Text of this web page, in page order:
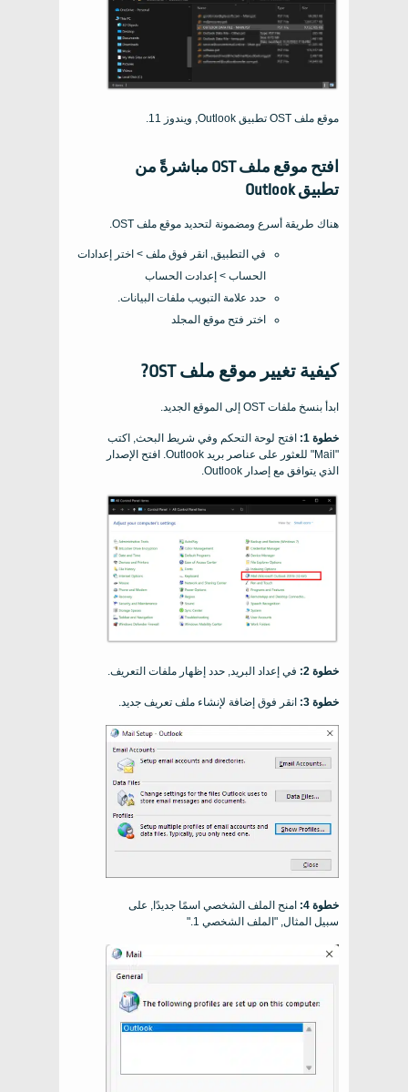
موقع ملف OST تطبيق Outlook, ويندوز 11.
افتح موقع ملف OST مباشرةً من
تطبيق Outlook
هناك طريقة أسرع ومضمونة لتحديد موقع ملف OST.
في التطبيق, انقر فوق ملف > اختر إعدادات
الحساب > إعدادت الحساب
حدد علامة التبويب ملفات البيانات.
اختر فتح موقع المجلد
كيفية تغيير موقع ملف OST?
ابدأ بنسخ ملفات OST إلى الموقع الجديد.
خطوة 1:
افتح لوحة التحكم وفي شريط البحث, اكتب
"Mail" للعثور على عناصر بريد Outlook. افتح الإصدار
الذي يتوافق مع إصدار Outlook.
خطوة 2: في إعداد البريد, حدد إظهار ملفات التعريف.
خطوة 3: انقر فوق إضافة لإنشاء ملف تعريف جديد.
خطوة 4:
امنح الملف الشخصي اسمًا جديدًا, على
سبيل المثال, "الملف الشخصي 1."